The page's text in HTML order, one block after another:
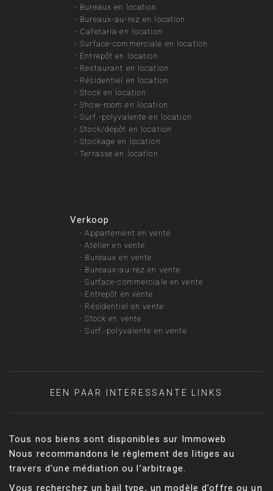
- Bureaux en location
- Bureaux-au-rez en location
- Cafetaria en location
-Surface-commerciale en location
- Entrepôt en location
- Restaurant en location
- Résidentiel en location
-Stock en location
-Show-room en location
-Surf.-polyvalente en location
-Stock/dépôt en location
-Stockage en location
-Terrasse en location
Verkoop
-Appartement en vente
-Atelier en vente
- Bureaux en vente
- Bureaux-au-rez en vente
-Surface-commerciale en vente
- Entrepôt en vente
- Résidentiel en vente
-Stock en vente
-Surf.-polyvalente en vente
EEN PAAR INTERESSANTE LINKS
Tous nos biens sont disponibles sur Immoweb
Nous recommandons le règlement des litiges au
travers d’une médiation ou l’arbitrage.
Vous recherchez un bail type, un modèle d’offre ou un